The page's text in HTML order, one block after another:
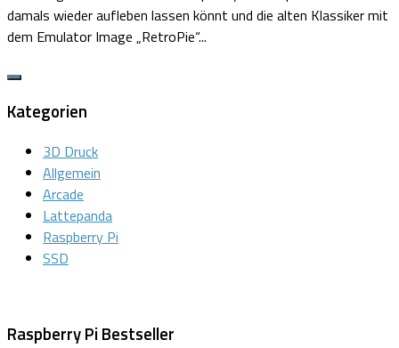
damals wieder aufleben lassen könnt und die alten Klassiker mit
dem Emulator Image „RetroPie“...
Kategorien
3D Druck
Allgemein
Arcade
Lattepanda
Raspberry Pi
SSD
Raspberry Pi Bestseller